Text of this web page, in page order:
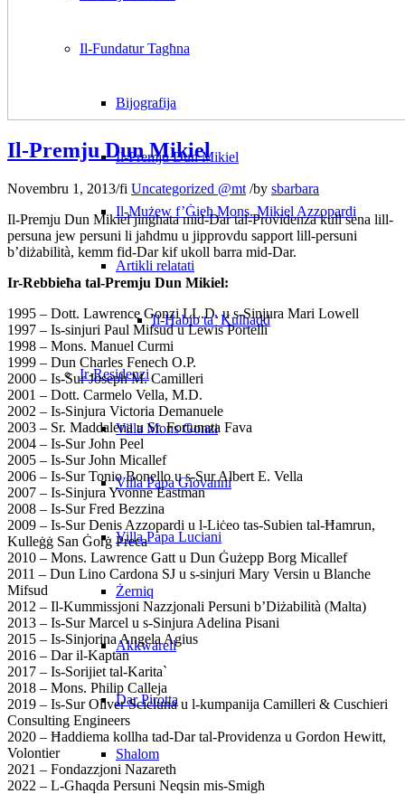
Il-Fundatur Tagħna
Bijografija
Il-Premju Dun Mikiel
Il-Mużew f’Ġieħ Mons. Mikiel Azzopardi
Artikli relatati
Il-Ħabib ta’ Kulħadd
Ir-Residenzi
Villa Mons Gonzi
Villa Papa Giovanni
Villa Papa Luciani
Żerniq
Akkwarell
Dar Pirotta
Shalom
Il-Premju Dun Mikiel
Novembru 1, 2013/fi Uncategorized @mt /by sbarbara
Il-Premju Dun Mikiel jingħata mid-Dar tal-Providenza kull sena lill-
persuna jew persuni li jaħdmu u jipprovdu sapport lill-persuni
b’diżabilità, kemm fid-Dar kif ukoll barra mid-Dar.
Ir-Rebbieħa tal-Premju Dun Mikiel:
1995 – Dott. Lawrence Gonzi LL.D. u s-Sinjura Mari Lowell
1997 – Is-sinjuri Paul Mifsud u Lewis Portelli
1998 – Mons. Manuel Curmi
1999 – Dun Charles Fenech O.P.
2000 – Is-Sur Joseph M. Camilleri
2001 – Dott. Carmelo Vella, M.D.
2002 – Is-Sinjura Victoria Demanuele
2003 – Sr. Maddalena u Sr. Fortunata Fava
2004 – Is-Sur John Peel
2005 – Is-Sur John Micallef
2006 – Is-Sur Tonio Bonello u s-Sur Albert E. Vella
2007 – Is-Sinjura Yvonne Eastman
2008 – Is-Sur Fred Bezzina
2009 – Is-Sur Denis Azzopardi u l-Liċeo tas-Subien tal-Ħamrun,
Kulleġġ San Ġorġ Preca
2010 – Mons. Lawrence Gatt u Dun Ġużepp Borg Micallef
2011 – Dun Lino Cardona SJ u s-sinjuri Mary Versin u Blanche
Mifsud
2012 – Il-Kummissjoni Nazzjonali Persuni b’Diżabilità (Malta)
2013 – Is-Sur Marcel u s-Sinjura Adelina Pisani
2015 – Is-Sinjorina Angela Agius
2016 – Dar il-Kaptan
2017 – Is-Sorijiet tal-Karita`
2018 – Mons. Philip Calleja
2019 – Is-Sur Oliver Scicluna u l-kumpanija Camilleri & Cuschieri
Consulting Engineers
2020 – Ħaddiema kollha tad-Dar tal-Providenza u Gordon Hewitt,
Volontier
2021 – Fondazzjoni Nazareth
2022 – L-Għaqda Persuni Neqsin mis-Smigħ